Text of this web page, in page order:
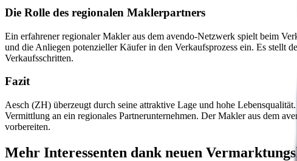
Die Rolle des regionalen Maklerpartners
Ein erfahrener regionaler Makler aus dem avendo-Netzwerk spielt beim
und die Anliegen potenzieller Käufer in den Verkaufsprozess ein. Es stellt
Verkaufsschritten.
Fazit
Aesch (ZH) überzeugt durch seine attraktive Lage und hohe
Vermittlung an ein regionales Partnerunternehmen. Der Makler aus dem
vorbereiten.
Mehr Interessenten dank neuen